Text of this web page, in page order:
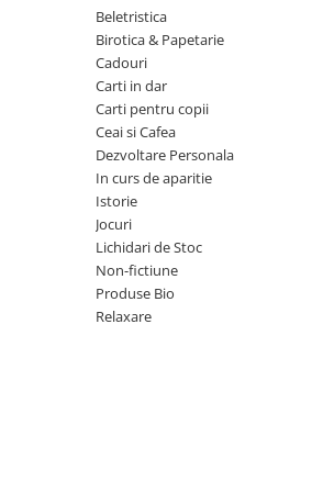
Numerologie
Paranormal
Parapsihologie
ReConnect
ScienceConnection
SelfConnect
Beletristica
Birotica & Papetarie
Cadouri
Carti in dar
Carti pentru copii
Ceai si Cafea
Dezvoltare Personala
In curs de aparitie
Istorie
Jocuri
Lichidari de Stoc
Non-fictiune
Produse Bio
Relaxare